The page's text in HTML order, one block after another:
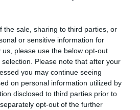
the sale, sharing to third parties, or
or sensitive information for
please use the below opt-out
Please note that after your
you may continue seeing
on personal information utilized by
disclosed to third parties prior to
opt-out of the further